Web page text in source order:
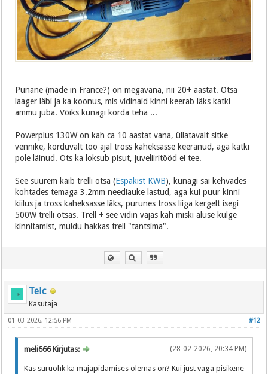
Punane (made in France?) on megavana, nii 20+ aastat. Otsa
laager läbi ja ka koonus, mis vidinaid kinni keerab läks katki
ammu juba. Võiks kunagi korda teha ...
Powerplus 130W on kah ca 10 aastat vana, üllatavalt sitke
vennike, korduvalt töö ajal tross kaheksasse keeranud, aga katki
pole läinud. Ots ka loksub pisut, juveliiritööd ei tee.
See suurem käib trelli otsa (Espakist KWB), kunagi sai kehvades
kohtades temaga 3.2mm neediauke lastud, aga kui puur kinni
kiilus ja tross kaheksasse läks, purunes tross liiga kergelt isegi
500W trelli otsas. Trell + see vidin vajas kah miski aluse külge
kinnitamist, muidu hakkas trell "tantsima".
Telc
Kasutaja
#12
01-03-2026, 12:56 PM
(28-02-2026, 20:34 PM)
meli666 Kirjutas:
Kas suruõhk ka majapidamises olemas on? Kui just väga pisikene